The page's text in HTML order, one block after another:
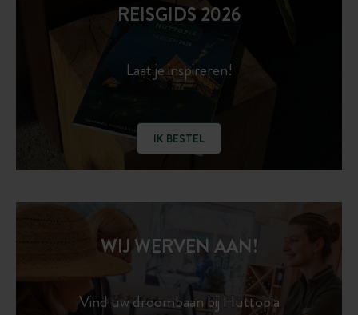
REISGIDS 2026
Laat je inspireren!
IK BESTEL
WIJ WERVEN AAN!
Vind uw droombaan bij Huttopia